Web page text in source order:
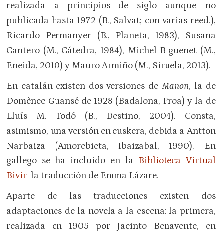
realizada a principios de siglo aunque no
publicada hasta 1972 (B., Salvat; con varias reed.),
Ricardo Permanyer (B., Planeta, 1983), Susana
Cantero (M., Cátedra, 1984), Michel Biguenet (M.,
Eneida, 2010) y Mauro Armiño (M., Siruela, 2013).
En catalán existen dos versiones deManon, la de
Domènec Guansé de 1928 (Badalona, Proa) y la de
Lluís M. Todó (B., Destino, 2004). Consta,
asimismo, una versión en euskera, debida a Antton
Narbaiza (Amorebieta, Ibaizabal, 1990). En
gallego se ha incluido en la Biblioteca Virtual
Bivir la traducción de Emma Lázare.
Aparte de las traducciones existen dos
adaptaciones de la novela a la escena: la primera,
realizada en 1905 por Jacinto Benavente, en